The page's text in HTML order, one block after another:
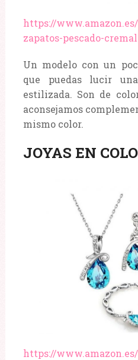
https://
zapatos-pescado-
Un modelo con un
que puedas lucir
estilizada. Son de
aconsejamos
mismo color.
JOYAS EN
https://www.amazon.es/